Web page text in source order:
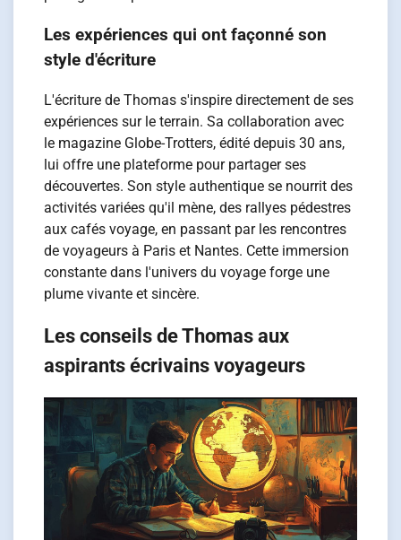
Les expériences qui ont façonné son
style d'écriture
L'écriture de Thomas s'inspire directement de ses
expériences sur le terrain. Sa collaboration avec
le magazine Globe-Trotters, édité depuis 30 ans,
lui offre une plateforme pour partager ses
découvertes. Son style authentique se nourrit des
activités variées qu'il mène, des rallyes pédestres
aux cafés voyage, en passant par les rencontres
de voyageurs à Paris et Nantes. Cette immersion
constante dans l'univers du voyage forge une
plume vivante et sincère.
Les conseils de Thomas aux
aspirants écrivains voyageurs